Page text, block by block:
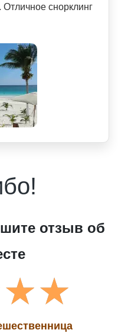
снорклинг
отзыв об